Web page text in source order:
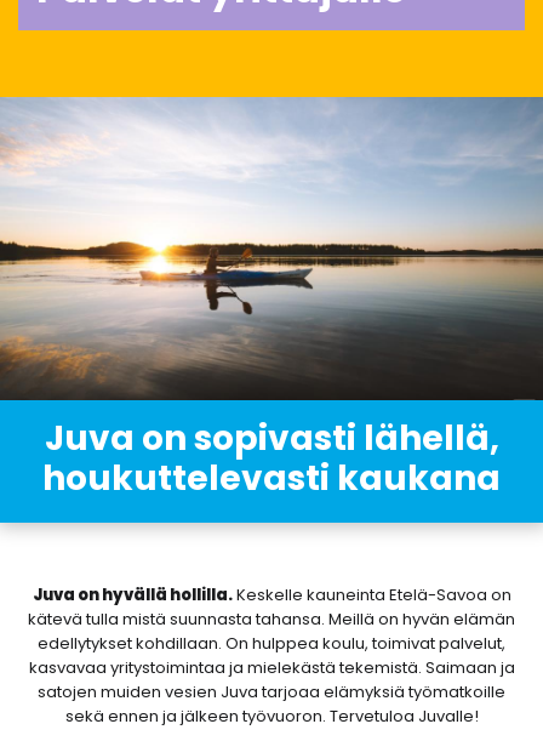
Juva on sopivasti lähellä,
houkuttelevasti kaukana
Juva on hyvällä hollilla.Keskelle kauneinta Etelä-Savoa on
kätevä tulla mistä suunnasta tahansa. Meillä on hyvän elämän
edellytykset kohdillaan. On hulppea koulu, toimivat palvelut,
kasvavaa yritystoimintaa ja mielekästä tekemistä. Saimaan ja
satojen muiden vesien Juva tarjoaa elämyksiä työmatkoille
sekä ennen ja jälkeen työvuoron. Tervetuloa Juvalle!